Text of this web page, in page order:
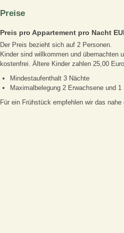
Preise
Preis pro Appartement pro Nacht
Der Preis bezieht sich auf 2 Personen.
Kinder sind willkommen und übernachten
kostenfrei. Ältere Kinder zahlen 25,00
Mindestaufenthalt 3 Nächte
Maximalbelegung 2 Erwachsene und 1
Für ein Frühstück empfehlen wir das